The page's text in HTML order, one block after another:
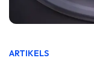
ARTIKELS